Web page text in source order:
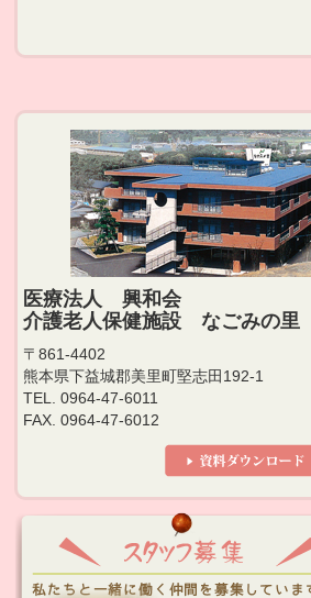
医療法人 興和会
介護老人保健施設 なごみの里
〒861-4402
熊本県下益城郡美里町堅志田192-1
TEL. 0964-47-6011
FAX. 0964-47-6012